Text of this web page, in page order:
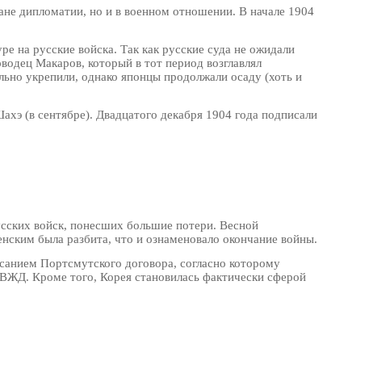
дипломатии, но и в военном отношении. В начале 1904
на русские войска. Так как русские суда не ожидали
Макаров, который в тот период возглавлял
укрепили, однако японцы продолжали осаду (хоть и
(в сентябре). Двадцатого декабря 1904 года подписали
войск, понесших большие потери. Весной
была разбита, что и ознаменовало окончание войны.
Портсмутского договора, согласно которому
Кроме того, Корея становилась фактически сферой